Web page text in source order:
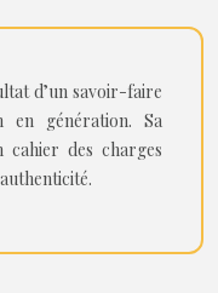
d’un savoir-faire
en génération. Sa
des charges